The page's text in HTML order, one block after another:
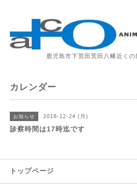
鹿児島市下荒田荒田八幡近くの
カレンダー
お知らせ 2018-12-24 (月)
診察時間は17時迄です
トップページ